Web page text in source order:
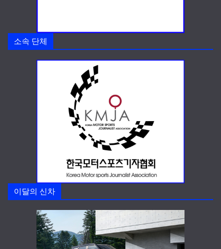
소속 단체
이달의 신차